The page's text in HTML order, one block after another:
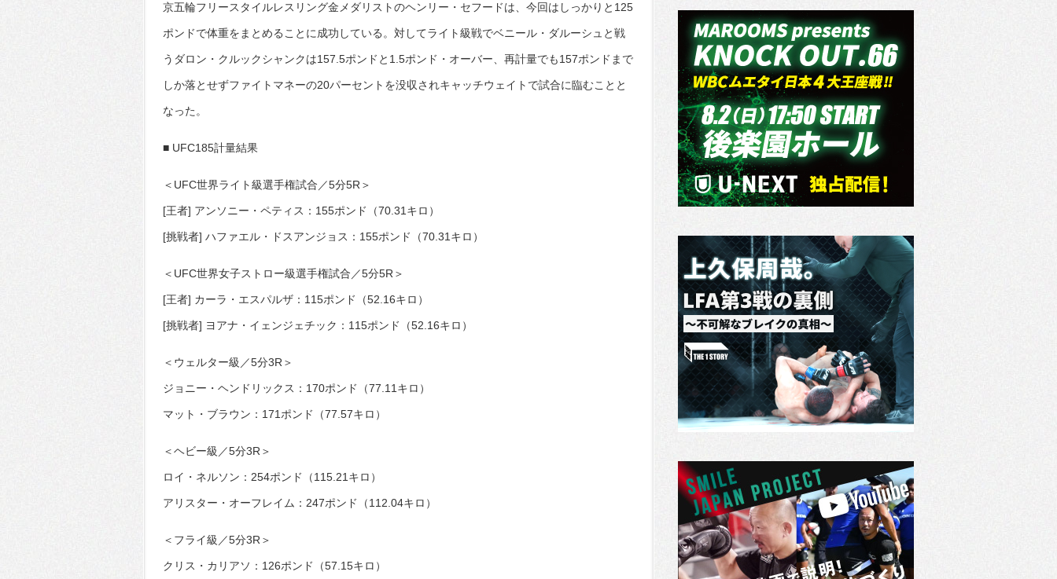
京五輪フリースタイルレスリング金メダリストのヘンリー・セフードは、今回はしっかりと125
ポンドで体重をまとめることに成功している。対してライト級戦でベニール・ダルーシュと戦
うダロン・クルックシャンクは157.5ポンドと1.5ポンド・オーバー、再計量でも157ポンドまで
しか落とせずファイトマネーの20パーセントを没収されキャッチウェイトで試合に臨むことと
なった。
■ UFC185計量結果
＜UFC世界ライト級選手権試合／5分5R＞
[王者] アンソニー・ペティス：155ポンド（70.31キロ）
[挑戦者] ハファエル・ドスアンジョス：155ポンド（70.31キロ）
＜UFC世界女子ストロー級選手権試合／5分5R＞
[王者] カーラ・エスパルザ：115ポンド（52.16キロ）
[挑戦者] ヨアナ・イェンジェチック：115ポンド（52.16キロ）
＜ウェルター級／5分3R＞
ジョニー・ヘンドリックス：170ポンド（77.11キロ）
マット・ブラウン：171ポンド（77.57キロ）
＜ヘビー級／5分3R＞
ロイ・ネルソン：254ポンド（115.21キロ）
アリスター・オーフレイム：247ポンド（112.04キロ）
＜フライ級／5分3R＞
クリス・カリアソ：126ポンド（57.15キロ）